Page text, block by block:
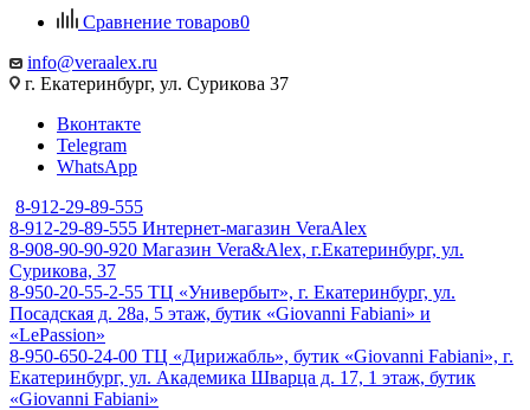
Сравнение товаров0
info@veraalex.ru
г. Екатеринбург, ул. Сурикова 37
Вконтакте
Telegram
WhatsApp
8-912-29-89-555
8-912-29-89-555 Интернет-магазин VeraAlex
8-908-90-90-920 Магазин Vera&Alex, г.Екатеринбург, ул.
Сурикова, 37
8-950-20-55-2-55 ТЦ «Универбыт», г. Екатеринбург, ул.
Посадская д. 28а, 5 этаж, бутик «Giovanni Fabiani» и
«LePassion»
8-950-650-24-00 ТЦ «Дирижабль», бутик «Giovanni Fabiani», г.
Екатеринбург, ул. Академика Шварца д. 17, 1 этаж, бутик
«Giovanni Fabiani»